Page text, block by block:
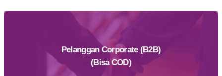
Pelanggan Corporate (B2B)
(Bisa COD)